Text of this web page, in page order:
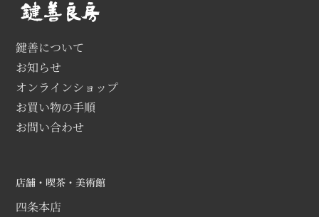
鍵善について
お知らせ
オンラインショップ
お買い物の手順
お問い合わせ
店舗・喫茶・美術館
四条本店